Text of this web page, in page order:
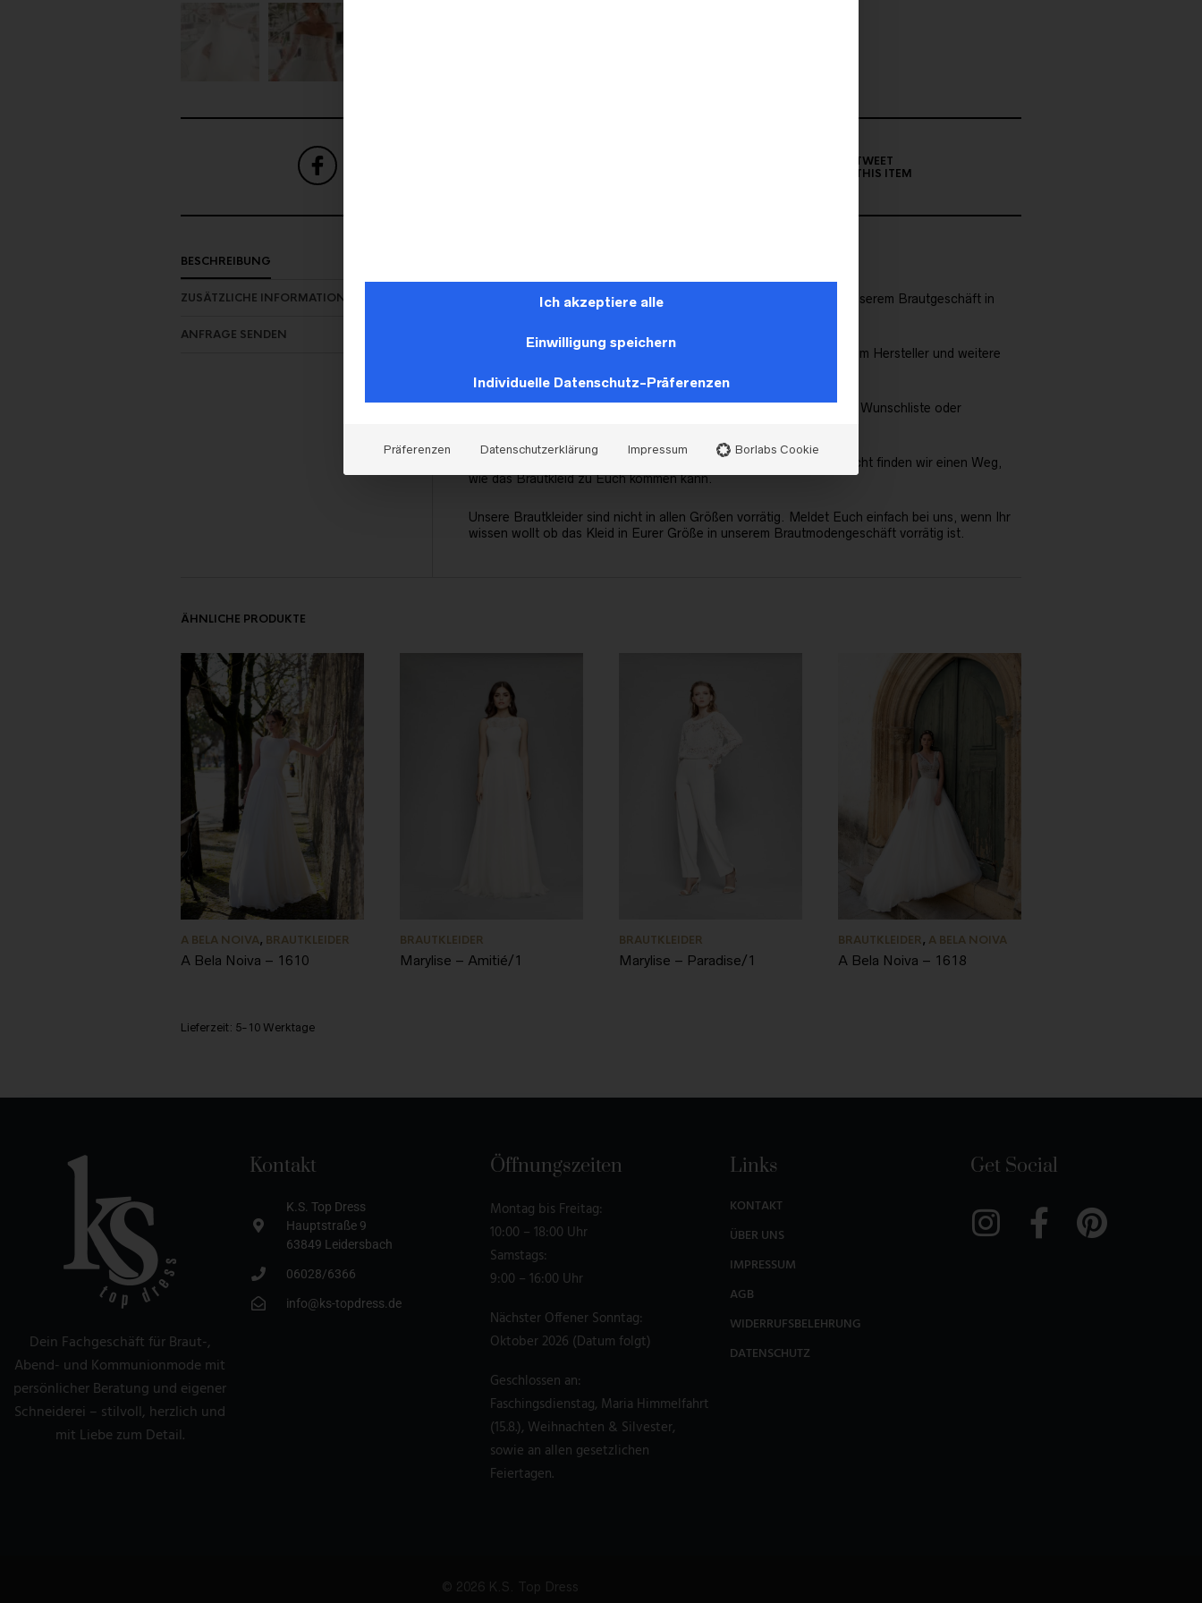
TWEET
THIS ITEM
BESCHREIBUNG
ZUSÄTZLICHE INFORMATION
ANFRAGE SENDEN
Dieses Brautkleid aus der Kollektion von Diane Legrande kann in unserem Brautgeschäft in
Leidersbach bei Aschaffenburg anprobiert werden.
Dir gefallen die Kleider von Diane Legrande? Informationen zu diesem Hersteller und weitere
Wenn das Kleid Dein Traumkleid werden könnten pack es auf deine Wunschliste oder
Sollte der Weg zu weit sein, dann meldet Euch bitte bei uns. Vielleicht finden wir einen Weg,
wie das Brautkleid zu Euch kommen kann.
Unsere Brautkleider sind nicht in allen Größen vorrätig. Meldet Euch einfach bei uns, wenn Ihr
wissen wollt ob das Kleid in Eurer Größe in unserem Brautmodengeschäft vorrätig ist.
ÄHNLICHE PRODUKTE
A BELA NOIVA, BRAUTKLEIDER
A Bela Noiva – 1610
BRAUTKLEIDER
Marylise – Amitié/1
BRAUTKLEIDER
Marylise – Paradise/1
BRAUTKLEIDER, A BELA NOIVA
A Bela Noiva – 1618
Lieferzeit: 5-10 Werktage
Dein Fachgeschäft für Braut-,
Abend- und Kommunionmode mit
persönlicher Beratung und eigener
Schneiderei – stilvoll, herzlich und
mit Liebe zum Detail.
Kontakt
K.S. Top Dress
Hauptstraße 9
63849 Leidersbach
06028/6366
info@ks-topdress.de
Öffnungszeiten
Montag bis Freitag:
10:00 – 18:00 Uhr
Samstags:
9:00 – 16:00 Uhr
Nächster Offener Sonntag:
Oktober 2026 (Datum folgt)
Geschlossen an:
Faschingsdienstag, Maria Himmelfahrt
(15.8.), Weihnachten & Silvester,
sowie an allen gesetzlichen
Feiertagen.
Links
KONTAKT
ÜBER UNS
IMPRESSUM
AGB
WIDERRUFSBELEHRUNG
DATENSCHUTZ
Get Social
© 2026 K.S. Top Dress
Ich akzeptiere alle
Einwilligung speichern
Individuelle Datenschutz-Präferenzen
Präferenzen Datenschutzerklärung Impressum Borlabs Cookie